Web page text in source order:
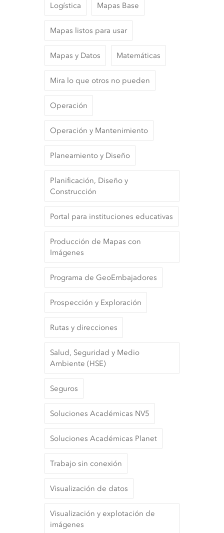
Logística Mapas Base
Mapas listos para usar
Mapas y Datos Matemáticas
Mira lo que otros no pueden
Operación
Operación y Mantenimiento
Planeamiento y Diseño
Planificación, Diseño y
Construcción
Portal para instituciones educativas
Producción de Mapas con
Imágenes
Programa de GeoEmbajadores
Prospección y Exploración
Rutas y direcciones
Salud, Seguridad y Medio
Ambiente (HSE)
Seguros
Soluciones Académicas NV5
Soluciones Académicas Planet
Trabajo sin conexión
Visualización de datos
Visualización y explotación de
imágenes